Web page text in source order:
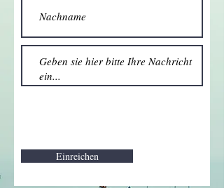
Einreichen